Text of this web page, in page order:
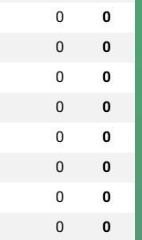
0 0
0 0
0 0
0 0
0 0
0 0
0 0
0 0